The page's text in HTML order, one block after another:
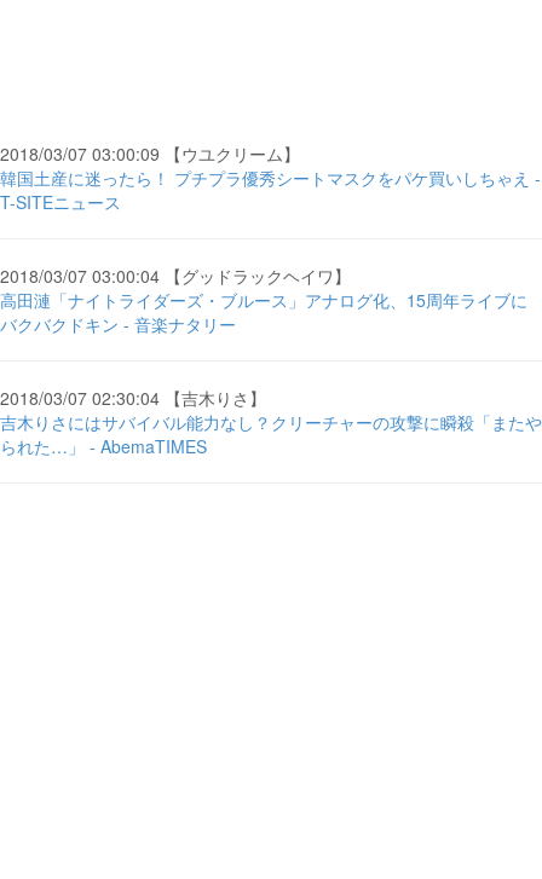
2018/03/07 03:00:09 【ウユクリーム】
韓国土産に迷ったら！ プチプラ優秀シートマスクをパケ買いしちゃえ -
T-SITEニュース
2018/03/07 03:00:04 【グッドラックヘイワ】
高田漣「ナイトライダーズ・ブルース」アナログ化、15周年ライブに
バクバクドキン - 音楽ナタリー
2018/03/07 02:30:04 【吉木りさ】
吉木りさにはサバイバル能力なし？クリーチャーの攻撃に瞬殺「またや
られた…」 - AbemaTIMES